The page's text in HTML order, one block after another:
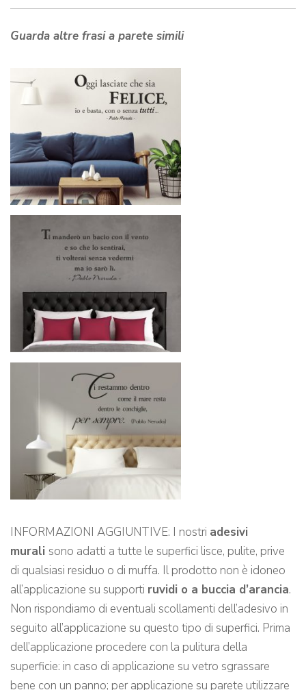
Guarda altre frasi a parete simili
INFORMAZIONI AGGIUNTIVE: I nostri adesivi
murali sono adatti a tutte le superfici lisce, pulite, prive
di qualsiasi residuo o di muffa. Il prodotto non è idoneo
all’applicazione su supporti ruvidi o a buccia d’arancia.
Non rispondiamo di eventuali scollamenti dell’adesivo in
seguito all’applicazione su questo tipo di superfici. Prima
dell’applicazione procedere con la pulitura della
superficie: in caso di applicazione su vetro sgrassare
bene con un panno; per applicazione su parete utilizzare